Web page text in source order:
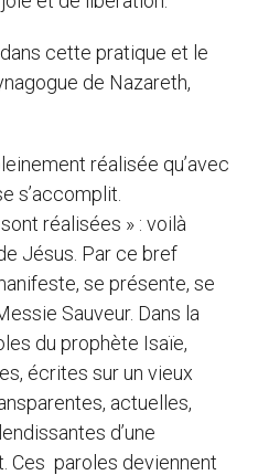
cette pratique et le
de Nazareth,
réalisée qu’avec
s’accomplit.
réalisées » : voilà
Jésus. Par ce bref
se présente, se
Sauveur. Dans la
du prophète Isaïe,
écrites sur un vieux
actuelles,
d’une
Ces paroles deviennent